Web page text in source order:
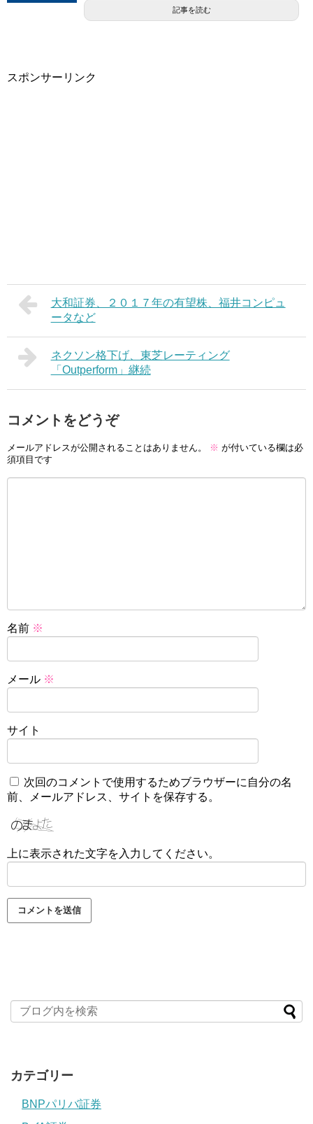
記事を読む
スポンサーリンク
大和証券、２０１７年の有望株、福井コンピュ
ータなど
ネクソン格下げ、東芝レーティング
「Outperform」継続
コメントをどうぞ
メールアドレスが公開されることはありません。 ※ が付いている欄は必
須項目です
名前 ※
メール ※
サイト
次回のコメントで使用するためブラウザーに自分の名
前、メールアドレス、サイトを保存する。
上に表示された文字を入力してください。
カテゴリー
BNPパリバ証券